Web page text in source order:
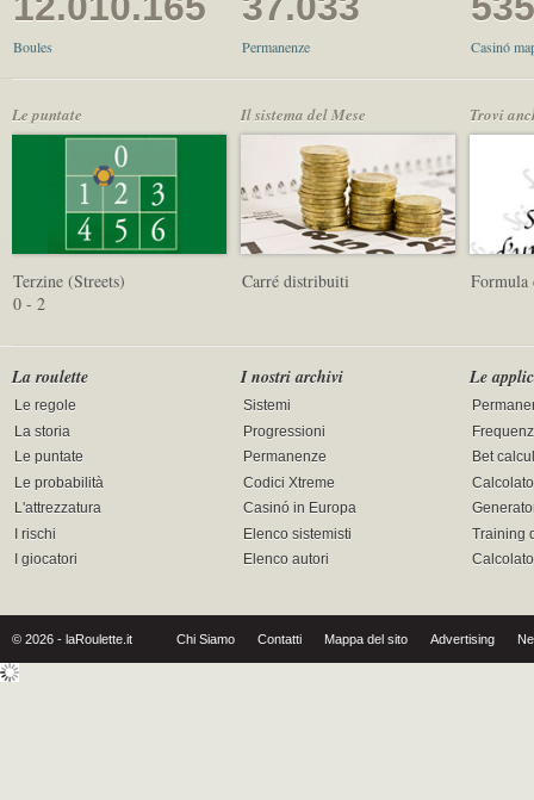
Boules Permanenze Casinó
Le puntate
Terzine (Streets)
0 - 2
Il sistema del Mese
Carré distribuiti
Trovi
La roulette
Le regole
La storia
Le puntate
Le probabilità
L'attrezzatura
I rischi
I giocatori
I nostri archivi
Sistemi
Progressioni
Permanenze
Codici Xtreme
Casinó in Europa
Elenco sistemisti
Elenco autori
Le
Bet
Training
© 2026 - laRoulette.it Chi Siamo Contatti Mappa del sito Advertising